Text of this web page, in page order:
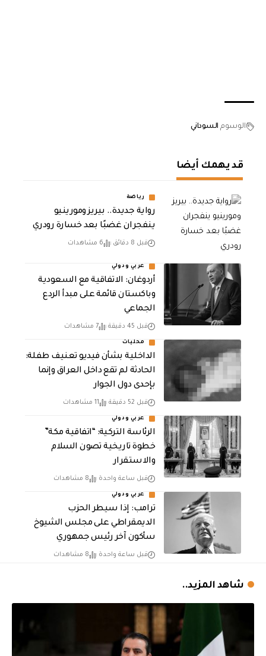
الوسوم السوداني
قد يهمك أيضا
رياضة
رواية جديدة.. بيريز ومورينيو
ينفجران غضبًا بعد خسارة رودري
قبل 8 دقائق 6 مشاهدات
عربي ودولي
أردوغان: الاتفاقية مع السعودية
وباكستان قائمة على مبدأ الردع
الجماعي
قبل 45 دقيقة 7 مشاهدات
محليات
الداخلية بشأن فيديو تعنيف طفلة:
الحادثة لم تقع داخل العراق وإنما
بإحدى دول الجوار
قبل 52 دقيقة 11 مشاهدات
عربي ودولي
الرئاسة التركية: “اتفاقية مكة”
خطوة تاريخية تصون السلام
والاستقرار
قبل ساعة واحدة 8 مشاهدات
عربي ودولي
ترامب: إذا سيطر الحزب
الديمقراطي على مجلس الشيوخ
سأكون آخر رئيس جمهوري
قبل ساعة واحدة 8 مشاهدات
شاهد المزيد..